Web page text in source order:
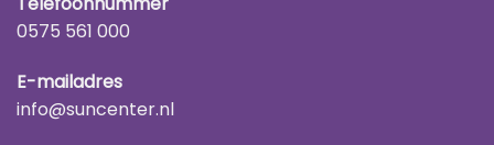
0575 561 000
E-mailadres
info@suncenter.nl